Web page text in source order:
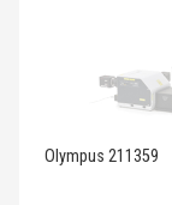
Olympus 211359